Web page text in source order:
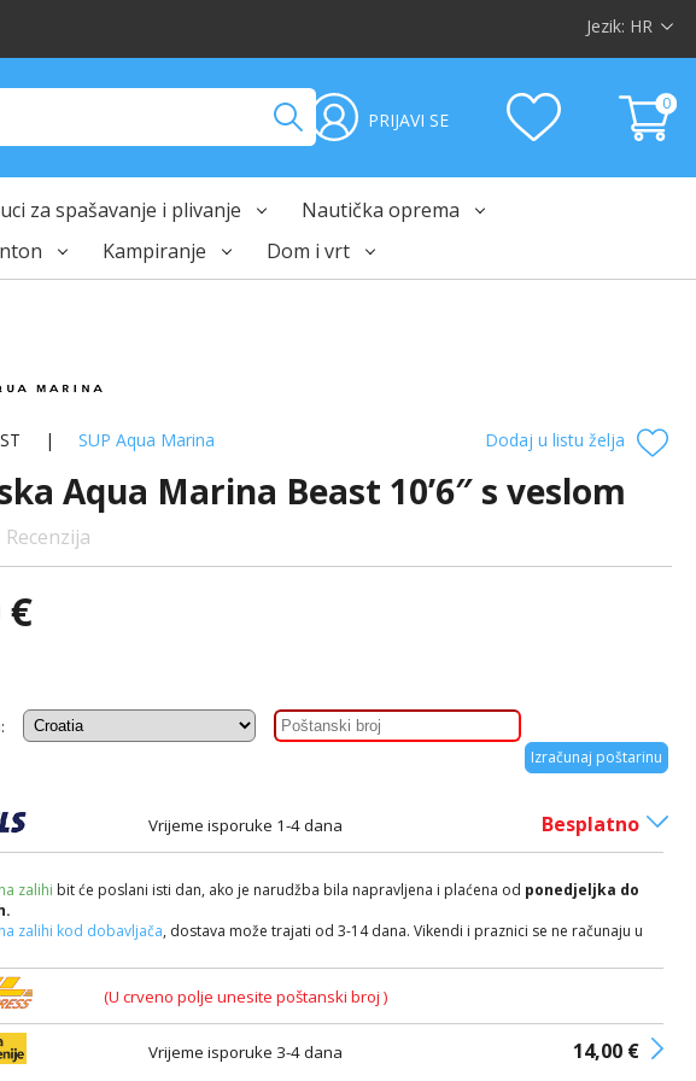
Jezik: HR
0
PRIJAVI SE
za spašavanje i plivanje
Nautička oprema
Kampiranje Dom i vrt
| SUP Aqua Marina Dodaj u listu želja
Aqua Marina Beast 10’6″ s veslom
Recenzija
€
Izračunaj poštarinu
Vrijeme isporuke 1-4 dana Besplatno
na zalihi bit će poslani isti dan, ako je narudžba bila napravljena i plaćena od ponedjeljka do
na zalihi kod dobavljača, dostava može trajati od 3-14 dana. Vikendi i praznici se ne računaju u
(U crveno polje unesite poštanski broj )
Vrijeme isporuke 3-4 dana 14,00 €